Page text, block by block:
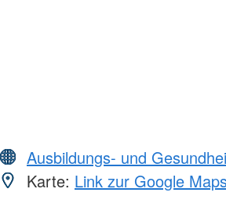
Ausbildungs- und
Karte: Link zur Google